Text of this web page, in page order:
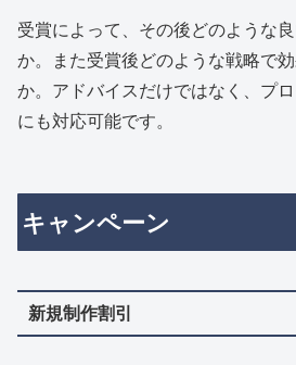
受賞によって、その後どのような
か。また受賞後どのような戦略で
か。アドバイスだけではなく、プ
にも対応可能です。
キャンペーン
新規制作割引